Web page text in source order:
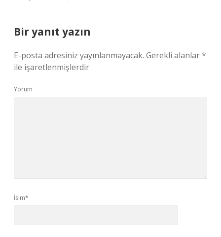
Bir yanıt yazın
E-posta adresiniz yayınlanmayacak. Gerekli alanlar*
ile işaretlenmişlerdir
Yorum
İsim*